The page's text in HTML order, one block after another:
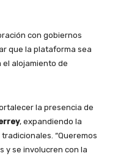
con gobiernos
que la plataforma sea
alojamiento de
la presencia de
, expandiendo la
“Queremos
y se involucren con la